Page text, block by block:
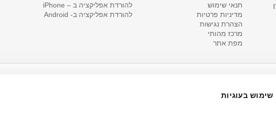
בעוגיות
תנאי שימוש
מדיניות פרטיות
הצהרת נגישות
מרכז מהותי
מפת אתר
להורדת אפליקציה ב – iPhone
להורדת אפליקציה ב- Android